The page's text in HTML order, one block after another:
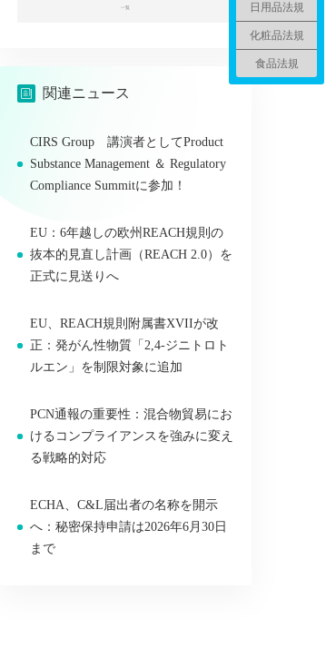
一覧
関連ニュース
CIRS Group 講演者としてProduct
Substance Management ＆ Regulatory
Compliance Summitに参加！
EU：6年越しの欧州REACH規則の
抜本的見直し計画（REACH 2.0）を
正式に見送りへ
EU、REACH規則附属書XVIIが改
正：発がん性物質「2,4-ジニトロト
ルエン」を制限対象に追加
PCN通報の重要性：混合物貿易にお
けるコンプライアンスを強みに変え
る戦略的対応
ECHA、C&L届出者の名称を開示
へ：秘密保持申請は2026年6月30日
まで
日用品法規
化粧品法規
食品法規